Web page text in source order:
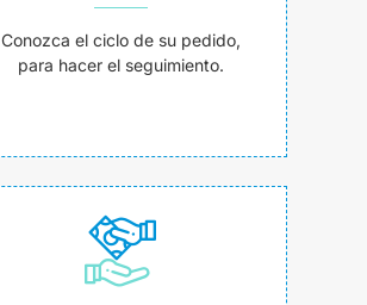
Conozca el ciclo de su pedido,
para hacer el seguimiento.